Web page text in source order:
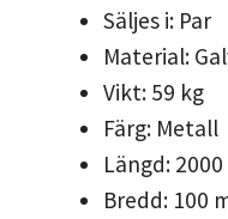
Säljes i: Par
Material:
Vikt: 59 kg
Färg: Metall
Längd:
Bredd: 100